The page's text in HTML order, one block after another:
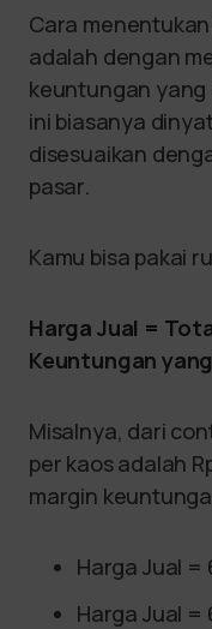
Cara
adalah dengan
keuntungan yang
ini biasanya
disesuaikan
pasar.
Kamu bisa pakai
Harga Jual =
Keuntungan
Misalnya, dari
per kaos adalah
margin
Harga Jual =
Harga Jual =